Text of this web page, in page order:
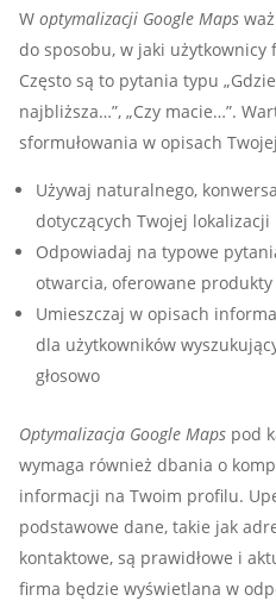
Woptymalizacji Google Maps
do sposobu, w jaki użytkownicy
Często są to pytania typu
najbliższa…”, „Czy macie…”.
sformułowania w opisach
Używaj naturalnego,
dotyczących Twojej lokalizacji
Odpowiadaj na typowe
otwarcia, oferowane produkty
Umieszczaj w opisach
dla użytkowników
głosowo
Optymalizacja Google Maps pod
wymaga również dbania o
informacji na Twoim profilu.
podstawowe dane, takie jak
kontaktowe, są prawidłowe i
firma będzie wyświetlana w